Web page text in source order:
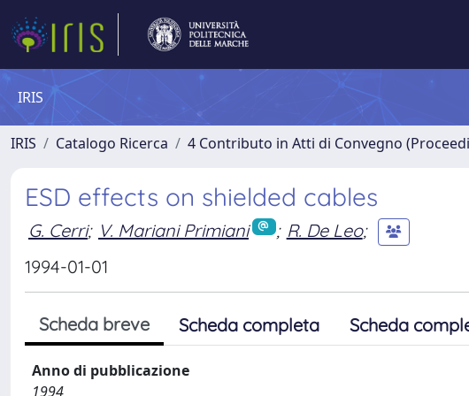
IRIS
IRIS Catalogo Ricerca 4 Contributo in Atti di Convegno
ESD effects on shielded cables
G. Cerri; V. Mariani Primiani ; R. De Leo;
1994-01-01
Scheda breve Scheda completa Scheda
Anno di pubblicazione
1994